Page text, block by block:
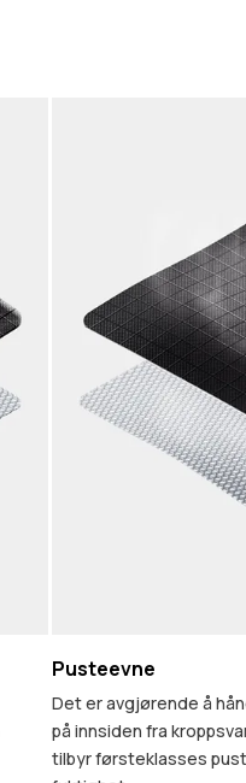
Pusteevne
Det er avgjørende å
på innsiden fra
tilbyr førsteklasses